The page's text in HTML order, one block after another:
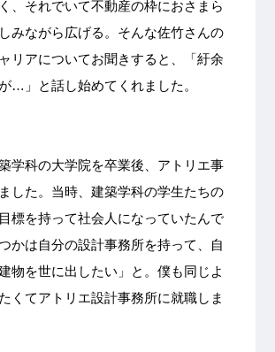
、それでいて不動産の枠におさまら
みながら広げる。そんな佐竹さんの
リアについてお聞きすると、「紆余
…」と話し始めてくれました。
築学科の大学院を卒業後、アトリエ事
した。当時、建築学科の学生たちの
標を持って社会人になっていたんで
かは自分の設計事務所を持って、自
物を世に出したい」と。僕も同じよ
くてアトリエ設計事務所に就職しま